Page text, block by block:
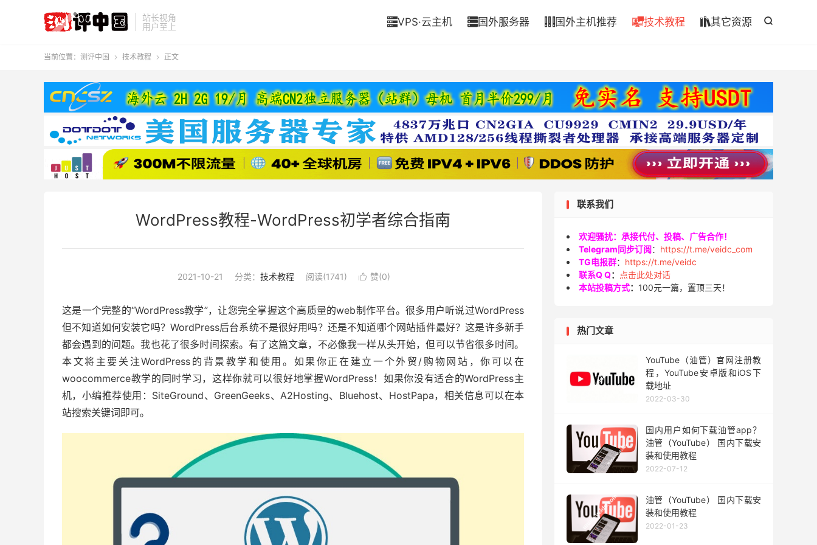
站长视角
用户至上

VPS·云主机 国外服务器  国外主机推荐 技术教程 其它资源
当前位置： 测评中国  技术教程  正文
WordPress教程-WordPress初学者综合指南
2021-10-21 分类： 技术教程 阅读(1741)  赞(0)
这是一个完整的“WordPress教学”，让您完全掌握这个高质量的web制作平台。很多用户听说过WordPress
但不知道如何安装它吗？WordPress后台系统不是很好用吗？还是不知道哪个网站插件最好？这是许多新手
都会遇到的问题。我也花了很多时间探索。有了这篇文章，不必像我一样从头开始，但可以节省很多时间。
本文将主要关注WordPress的背景教学和使用。如果你正在建立一个外贸/购物网站，你可以在
woocommerce教学的同时学习，这样你就可以很好地掌握WordPress！如果你没有适合的WordPress主
机，小编推荐使用：SiteGround、GreenGeeks、A2Hosting、Bluehost、HostPapa，相关信息可以在本
站搜索关键词即可。
联系我们
欢迎骚扰：承接代付、投稿、广告合作！
Telegram同步订阅： https://t.me/veidc_com
TG电报群： https://t.me/veidc
联系Q Q：
点击此处对话
本站投稿方式： 100元一篇，置顶三天！
热门文章
YouTube（油管）官网注册教
程，YouTube安卓版和iOS下
载地址
2022-03-30
国内用户如何下载油管app？
油管（YouTube） 国内下载安
装和使用教程
2022-07-12
油管（YouTube） 国内下载安
装和使用教程
2022-01-23